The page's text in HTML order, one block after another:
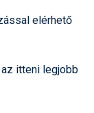
elérhető
itteni legjobb